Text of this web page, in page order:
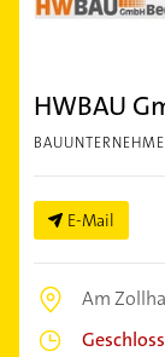
HWBAU
E-Mail
Am